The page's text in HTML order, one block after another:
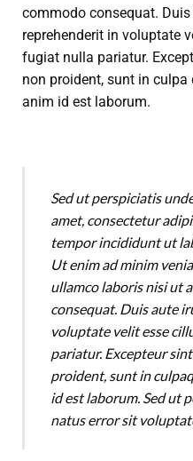
commodo consequat.
reprehenderit in voluptate
fugiat nulla pariatur.
non proident, sunt in
anim id est laborum.
Sed ut perspiciatis
amet, consectetur
tempor incididunt ut
Ut enim ad minim
ullamco laboris nisi ut
consequat. Duis aute
voluptate velit esse
pariatur. Excepteur
proident, sunt in
id est laborum. Sed ut
natus error sit